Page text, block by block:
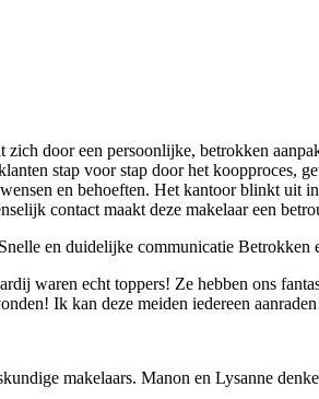
door een persoonlijke, betrokken
stap voor stap door het koopproces,
en behoeften. Het kantoor blinkt uit
contact maakt deze makelaar een
Snelle en duidelijke communicatie Betrokken
waren echt toppers! Ze hebben ons
Ik kan deze meiden iedereen
makelaars. Manon en Lysanne